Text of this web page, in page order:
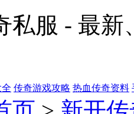
私服 - 最
传奇游戏攻略 热血传奇资料